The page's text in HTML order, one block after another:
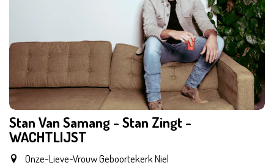
Stan Van Samang - Stan Zingt -
WACHTLIJST
Onze-Lieve-Vrouw Geboortekerk Niel